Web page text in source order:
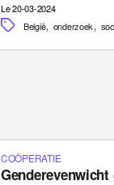
Le 20-03-2024
België, onderzoek,
COÖPERATIE